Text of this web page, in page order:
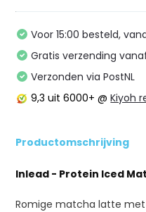
Voor 15:00 besteld,
Gratis verzending
Verzonden via PostNL
9,3 uit 6000+ @Kiyoh
Productomschrijving
Inlead - Protein Iced
Romige matcha latte